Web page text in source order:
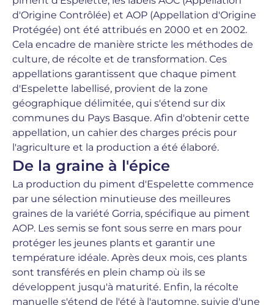
d'Origine Contrôlée) et AOP (Appellation d'Origine
Protégée) ont été attribués en 2000 et en 2002.
Cela encadre de manière stricte les méthodes de
culture, de récolte et de transformation. Ces
appellations garantissent que chaque piment
d'Espelette labellisé, provient de la zone
géographique délimitée, qui s'étend sur dix
communes du Pays Basque. Afin d'obtenir cette
appellation, un cahier des charges précis pour
l'agriculture et la production a été élaboré.
De la graine à l'épice
La production du piment d'Espelette commence
par une sélection minutieuse des meilleures
graines de la variété Gorria, spécifique au piment
AOP. Les semis se font sous serre en mars pour
protéger les jeunes plants et garantir une
température idéale. Après deux mois, ces plants
sont transférés en plein champ où ils se
développent jusqu'à maturité. Enfin, la récolte
manuelle s'étend de l'été à l'automne, suivie d'une